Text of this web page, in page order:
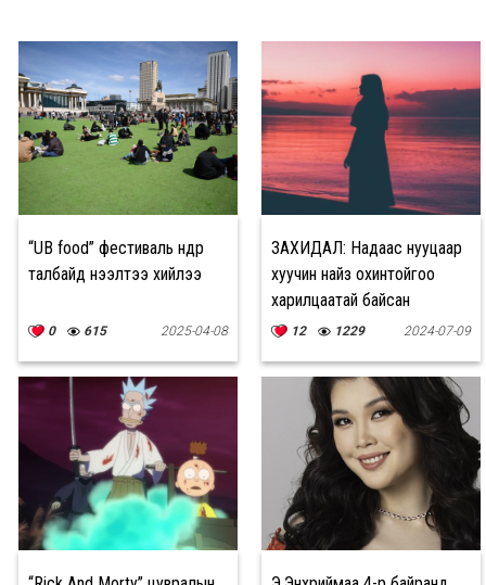
“UB food” фестиваль өнөөдөр
талбайд нээлтээ хийлээ
0 615 2025-04-08
ЗАХИДАЛ: Надаас нууцаар
хуучин найз охинтойгоо
харилцаатай байсан
12 1229 2024-07-09